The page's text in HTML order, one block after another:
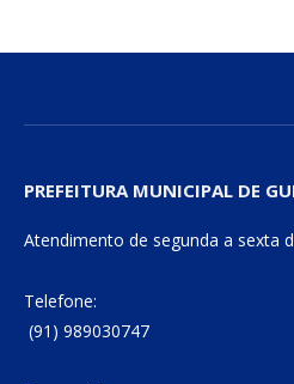
PREFEITURA MUNICIPAL DE
Atendimento de segunda a sexta
Telefone:
(91) 989030747